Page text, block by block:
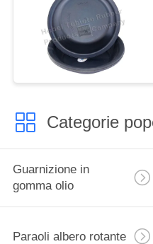
Categorie
Guarnizione in
gomma olio
Paraoli albero rotante